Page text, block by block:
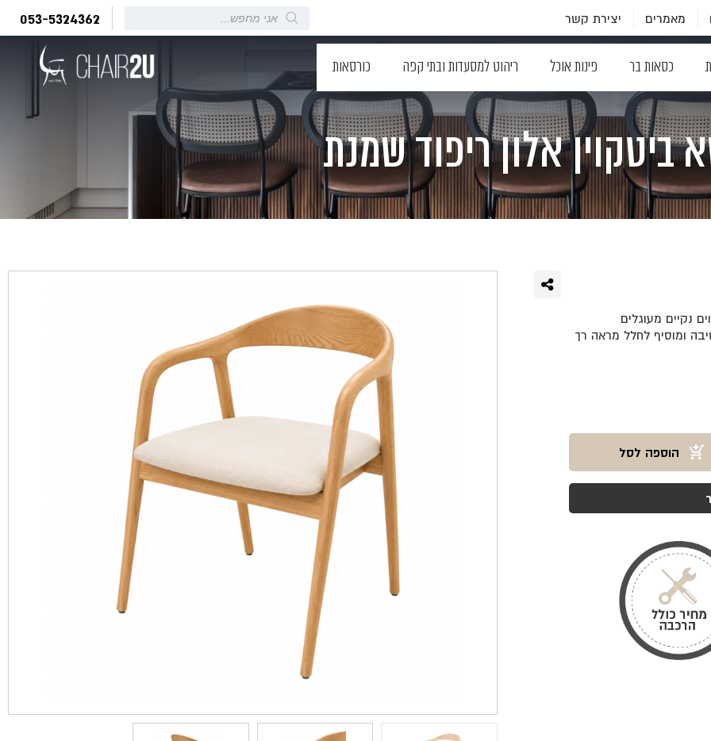
מאמרים יצירת קשר
Products
search
053-5324362
כסאות בר פינות אוכל ריהוט למסעדות ובתי קפה כורסאות
ביטקוין אלון ריפוד שמנת
נקיים מעוגלים
ומוסיף לחלל מראה רך
הוספה לסל